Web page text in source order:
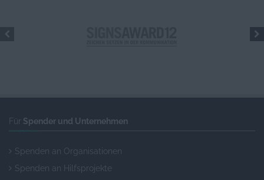
Für Spender und Unternehmen
Spenden an Organisationen
Spenden an Hilfsprojekte